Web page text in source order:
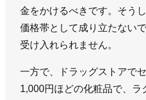
金をかけるべきです。そう
価格帯として成り立たない
受け入れられません。
一方で、ドラッグストアで
1,000円ほどの化粧品で、ラ